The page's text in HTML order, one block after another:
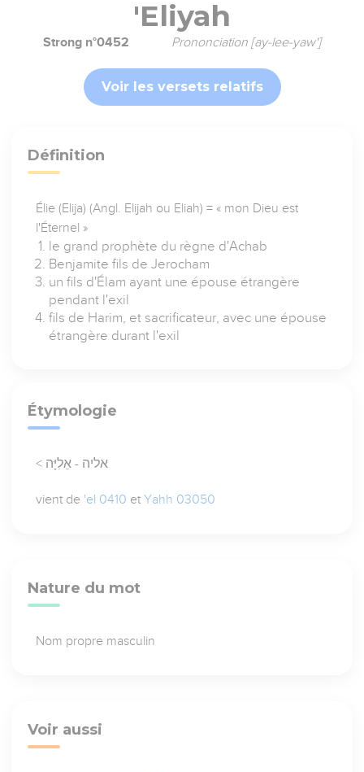
'Eliyah
Strong n°0452 Prononciation [ay-lee-yaw']
Voir les versets relatifs
Définition
Élie (Elija) (Angl. Elijah ou Eliah) = « mon Dieu est
l'Éternel »
le grand prophète du règne d'Achab
Benjamite fils de Jerocham
un fils d'Élam ayant une épouse étrangère
pendant l'exil
fils de Harim, et sacrificateur, avec une épouse
étrangère durant l'exil
Étymologie
< אליה - אֵלִיָּה
vient de 'el 0410 etYahh 03050
Nature du mot
Nom propre masculin
Voir aussi